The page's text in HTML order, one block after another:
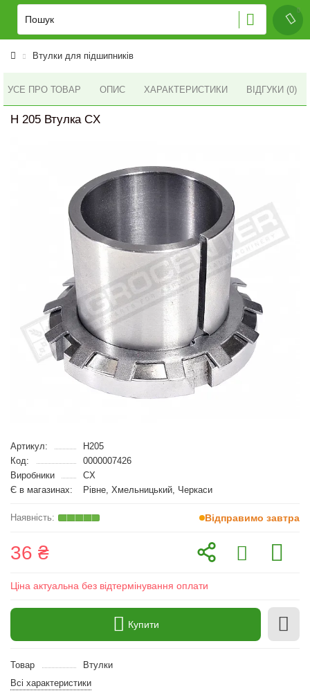
Втулки для підшипників
УСЕ ПРО ТОВАР ОПИС ХАРАКТЕРИСТИКИ ВІДГУКИ (0)
H 205 Втулка CX
Артикул:
H205
Код:
0000007426
Виробники
CX
Є в магазинах:
Рівне, Хмельницький, Черкаси
Відправимо завтра
36 ₴
Ціна актуальна без відтермінування оплати
Купити
Товар
Втулки
Всі характеристики